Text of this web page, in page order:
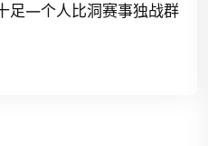
足—个人比洞赛事独战群